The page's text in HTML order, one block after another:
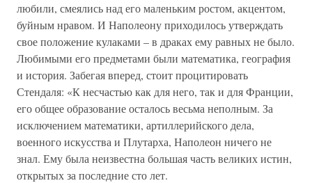
любили, смеялись над его маленьким ростом, акцентом,
буйным нравом. И Наполеону приходилось утверждать
свое положение кулаками – в драках ему равных не было.
Любимыми его предметами были математика, география
и история. Забегая вперед, стоит процитировать
Стендаля: «К несчастью как для него, так и для Франции,
его общее образование осталось весьма неполным. За
исключением математики, артиллерийского дела,
военного искусства и Плутарха, Наполеон ничего не
знал. Ему была неизвестна большая часть великих истин,
открытых за последние сто лет.